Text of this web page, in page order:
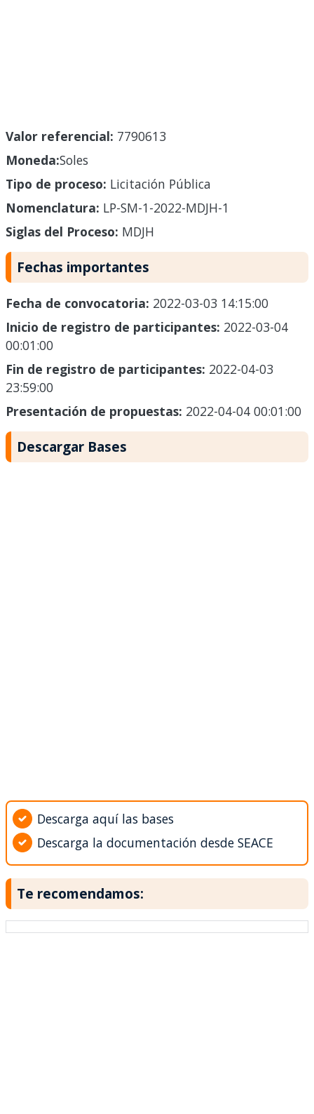
Valor referencial: 7790613
Moneda:Soles
Tipo de proceso: Licitación Pública
Nomenclatura: LP-SM-1-2022-MDJH-1
Siglas del Proceso: MDJH
Fechas importantes
Fecha de convocatoria: 2022-03-03 14:15:00
Inicio de registro de participantes: 2022-03-04
00:01:00
Fin de registro de participantes: 2022-04-03
23:59:00
Presentación de propuestas: 2022-04-04 00:01:00
Descargar Bases
Descarga aquí las bases
Descarga la documentación desde SEACE
Te recomendamos: